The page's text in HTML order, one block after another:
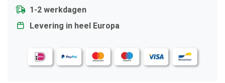
1-2 werkdagen
Levering in heel Europa